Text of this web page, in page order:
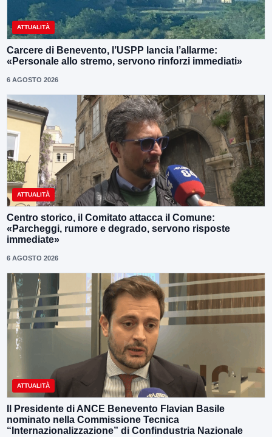
ATTUALITÀ
Carcere di Benevento, l’USPP lancia l’allarme:
«Personale allo stremo, servono rinforzi immediati»
6 AGOSTO 2026
ATTUALITÀ
Centro storico, il Comitato attacca il Comune:
«Parcheggi, rumore e degrado, servono risposte
immediate»
6 AGOSTO 2026
ATTUALITÀ
Il Presidente di ANCE Benevento Flavian Basile
nominato nella Commissione Tecnica
“Internazionalizzazione” di Confindustria Nazionale